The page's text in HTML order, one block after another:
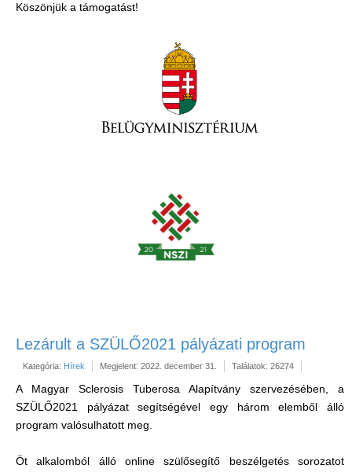
Köszönjük a támogatást!
Lezárult a SZÜLŐ2021 pályázati program
Kategória: Hírek Megjelent: 2022. december 31. Találatok: 26274
A Magyar Sclerosis Tuberosa Alapítvány szervezésében, a
SZÜLŐ2021 pályázat segítségével egy három elemből álló
program valósulhatott meg.
Öt alkalomból álló online szülősegítő beszélgetés sorozatot